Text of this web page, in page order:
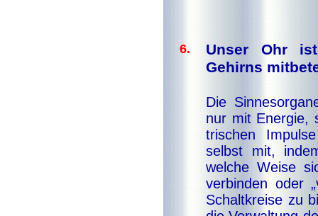
Unser Ohr
Gehirns
Die
nur mit Ener­gie,
tri­schen
selbst mit,
wel­che Wei­se
ver­bin­den oder
Schalt­krei­se zu
6.